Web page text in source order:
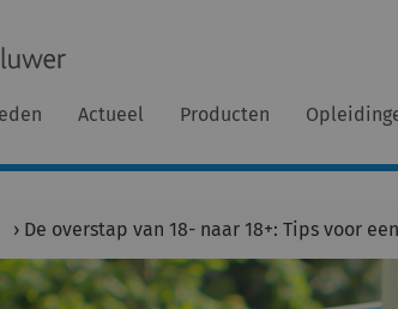
Actueel Producten
› De overstap van 18- naar 18+: Tips voor